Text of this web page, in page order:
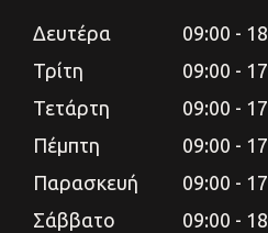
Δευτέρα
09:00 -
Τρίτη
09:00 -
Τετάρτη
09:00 -
Πέμπτη
09:00 -
Παρασκευή
09:00 -
Σάββατο
09:00 -